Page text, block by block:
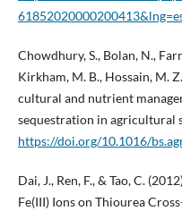
Chowdhury, S., Bolan, N.,
Kirkham, M. B., Hossain, M.
cultural and nutrient
sequestration in agricultural
https://doi.org/10.1016/
Dai, J., Ren, F., & Tao, C.
Fe(III) Ions on Thiourea